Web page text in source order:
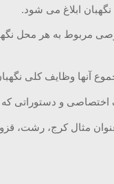
ابلاغ می شود.
به هر محل
وظایف کلی
و دستوراتی که
مثال کرج، رشت،